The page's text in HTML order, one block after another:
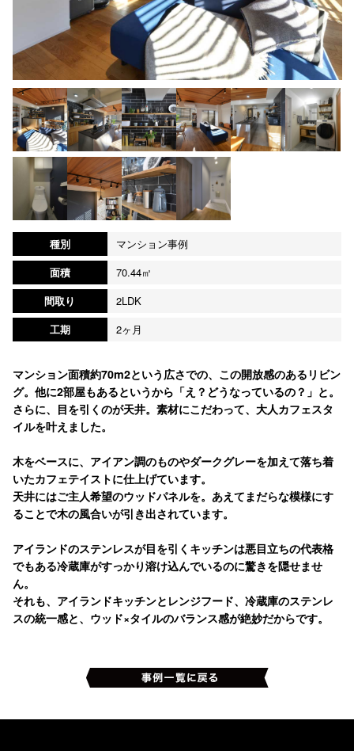
種別
マンション事例
面積
70.44㎡
間取り
2LDK
工期
2ヶ月
マンション面積約70m2という広さでの、この開放感のあるリビン
グ。他に2部屋もあるというから「え？どうなっているの？」と。
さらに、目を引くのが天井。素材にこだわって、大人カフェスタ
イルを叶えました。
木をベースに、アイアン調のものやダークグレーを加えて落ち着
いたカフェテイストに仕上げています。
天井にはご主人希望のウッドパネルを。あえてまだらな模様にす
ることで木の風合いが引き出されています。
アイランドのステンレスが目を引くキッチンは悪目立ちの代表格
でもある冷蔵庫がすっかり溶け込んでいるのに驚きを隠せませ
ん。
それも、アイランドキッチンとレンジフード、冷蔵庫のステンレ
スの統一感と、ウッド×タイルのバランス感が絶妙だからです。